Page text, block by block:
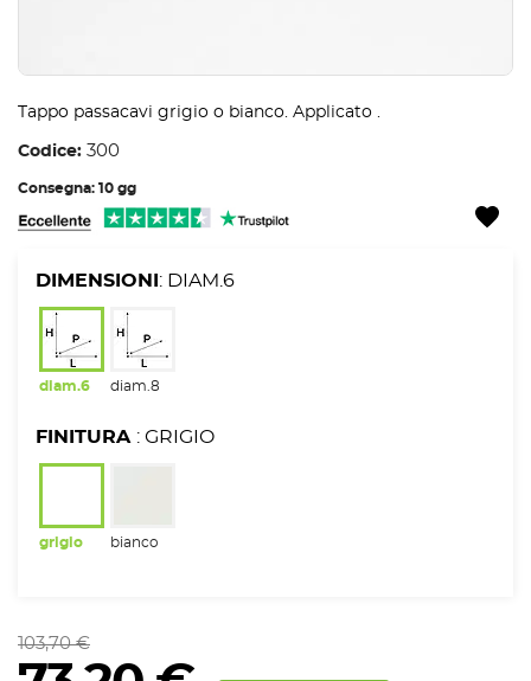
Tappo passacavi grigio o bianco. Applicato .
Codice: 300
Consegna: 10 gg
DIMENSIONI: DIAM.6
diam.6 diam.8
FINITURA : GRIGIO
grigio bianco
103,70 €